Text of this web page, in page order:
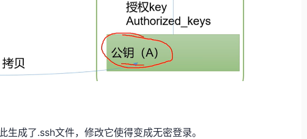
成了.ssh文件，修改它使得变成无密登录。